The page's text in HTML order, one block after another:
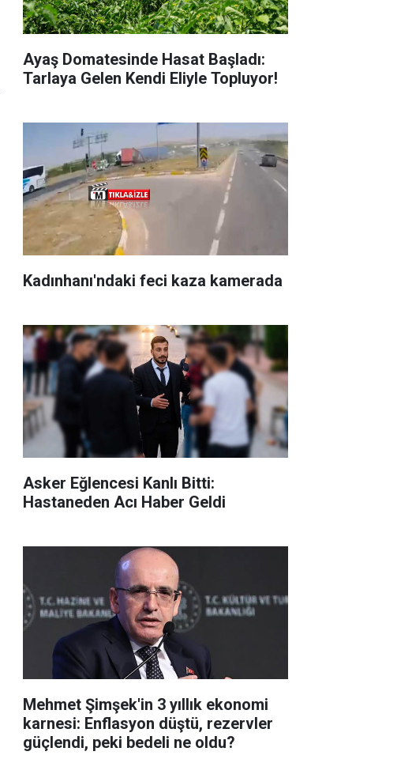
Ayaş Domatesinde Hasat Başladı:
Tarlaya Gelen Kendi Eliyle Topluyor!
Kadınhanı'ndaki feci kaza kamerada
Asker Eğlencesi Kanlı Bitti:
Hastaneden Acı Haber Geldi
Mehmet Şimşek'in 3 yıllık ekonomi
karnesi: Enflasyon düştü, rezervler
güçlendi, peki bedeli ne oldu?